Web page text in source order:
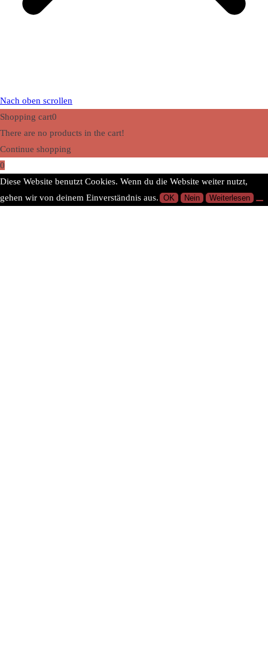
Nach oben scrollen
Shopping cart0
There are no products in the cart!
Continue shopping
0
Diese Website benutzt Cookies. Wenn du die Website weiter nutzt,
gehen wir von deinem Einverständnis aus. OK Nein Weiterlesen